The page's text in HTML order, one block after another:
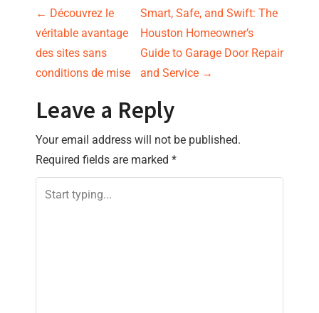
P
o
s
t
n
a
v
← Découvrez le
véritable avantage
des sites sans
conditions de mise
Smart, Safe, and Swift: The
Houston Homeowner’s
Guide to Garage Door Repair
and Service →
Leave a Reply
Your email address will not be published.
Required fields are marked *